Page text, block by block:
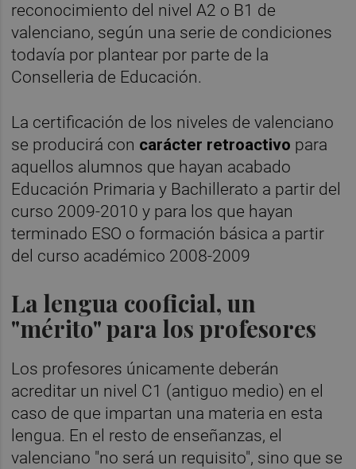
reconocimiento del nivel A2 o B1 de
valenciano, según una serie de condiciones
todavía por plantear por parte de la
Conselleria de Educación.
La certificación de los niveles de valenciano
se producirá con carácter retroactivo para
aquellos alumnos que hayan acabado
Educación Primaria y Bachillerato a partir del
curso 2009-2010 y para los que hayan
terminado ESO o formación básica a partir
del curso académico 2008-2009
La lengua cooficial, un
"mérito" para los profesores
Los profesores únicamente deberán
acreditar un nivel C1 (antiguo medio) en el
caso de que impartan una materia en esta
lengua. En el resto de enseñanzas, el
valenciano "no será un requisito", sino que se